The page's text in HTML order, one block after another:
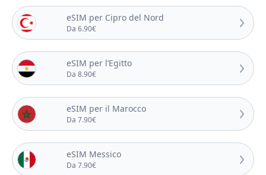
eSIM per Cipro del Nord
Da 6.90€
eSIM per l’Egitto
Da 8.90€
eSIM per il Marocco
Da 7.90€
eSIM Messico
Da 7.90€